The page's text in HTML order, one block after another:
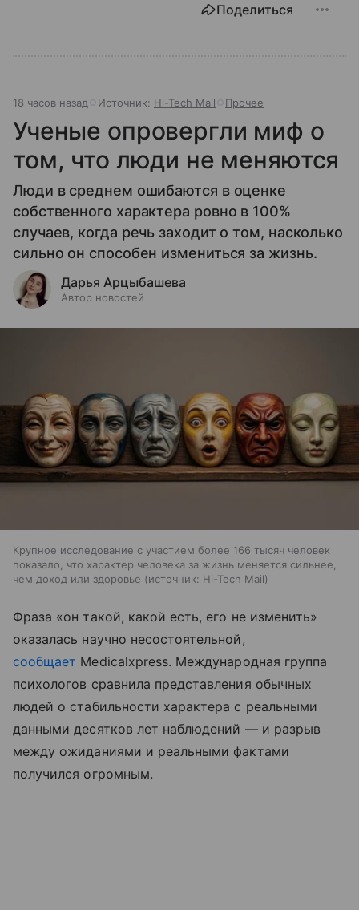
Поделиться
18 часов назад Источник: Hi-Tech Mail Прочее
Ученые опровергли миф о
том, что люди не меняются
Люди в среднем ошибаются в оценке
собственного характера ровно в 100%
случаев, когда речь заходит о том, насколько
сильно он способен измениться за жизнь.
Дарья Арцыбашева
Автор новостей
Крупное исследование с участием более 166 тысяч человек
показало, что характер человека за жизнь меняется сильнее,
чем доход или здоровье
источник: Hi-Tech Mail
Фраза «он такой, какой есть, его не изменить»
оказалась научно несостоятельной,
сообщает Medicalxpress. Международная группа
психологов сравнила представления обычных
людей о стабильности характера с реальными
данными десятков лет наблюдений — и разрыв
между ожиданиями и реальными фактами
получился огромным.